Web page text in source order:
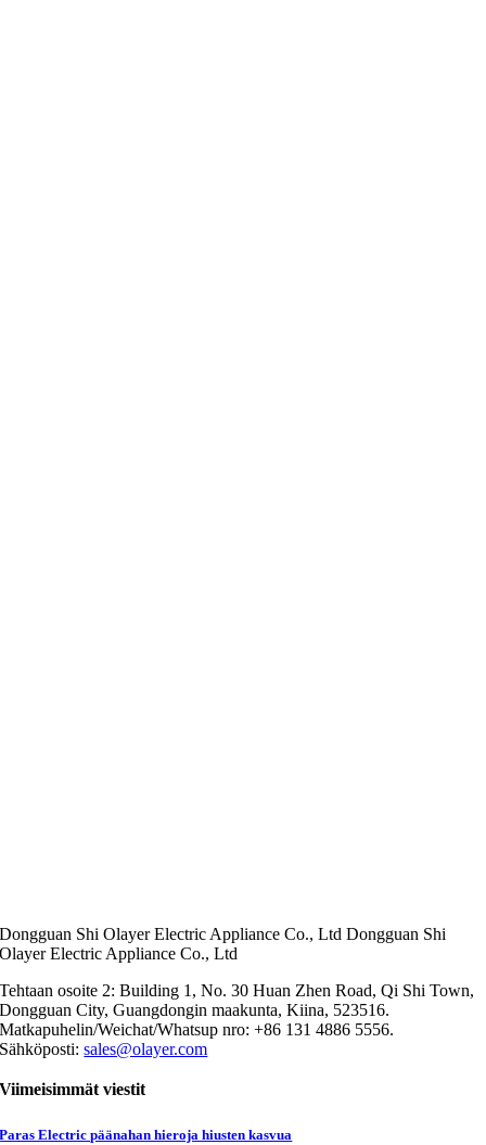
Dongguan Shi Olayer Electric Appliance Co., Ltd Dongguan Shi
Olayer Electric Appliance Co., Ltd
Tehtaan osoite 2: Building 1, No. 30 Huan Zhen Road, Qi Shi Town,
Dongguan City, Guangdongin maakunta, Kiina, 523516.
Matkapuhelin/Weichat/Whatsup nro: +86 131 4886 5556.
Sähköposti:sales@olayer.com
Viimeisimmät viestit
Paras Electric päänahan hieroja hiusten kasvua